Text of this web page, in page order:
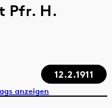
Pfr. H.
12.2.1911
anzeigen